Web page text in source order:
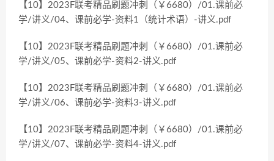
【10】2023F联考精品刷题冲刺（￥6680）/01.课前必
学/讲义/04、课前必学-资料1（统计术语）-讲义.pdf
【10】2023F联考精品刷题冲刺（￥6680）/01.课前必
学/讲义/05、课前必学-资料2-讲义.pdf
【10】2023F联考精品刷题冲刺（￥6680）/01.课前必
学/讲义/06、课前必学-资料3-讲义.pdf
【10】2023F联考精品刷题冲刺（￥6680）/01.课前必
学/讲义/07、课前必学-资料4-讲义.pdf